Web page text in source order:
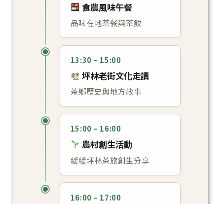
食農風味午餐
品味在地茶餐與茶飲
13:30 – 15:00
坪林老街文化走讀
茶鄉歷史與地方故事
15:00 – 16:00
農村創生活動
緩緩坪林茶旅創生分享
16:00 – 17:00